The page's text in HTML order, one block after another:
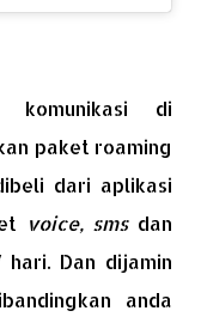
komunikasi di
paket roaming
dari aplikasi
voice, smsdan
Dan dijamin
anda